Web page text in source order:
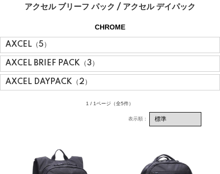
アクセル ブリーフ パック / アクセル デイパック
CHROME
AXCEL（5）
AXCEL BRIEF PACK（3）
AXCEL DAYPACK（2）
1 / 1ページ （全5件）